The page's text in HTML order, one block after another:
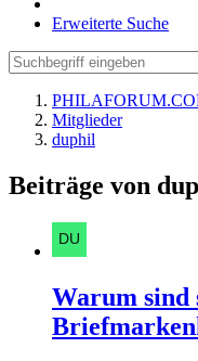
Erweiterte Suche
Mitglieder
duphil
Beiträge von
Warum sind